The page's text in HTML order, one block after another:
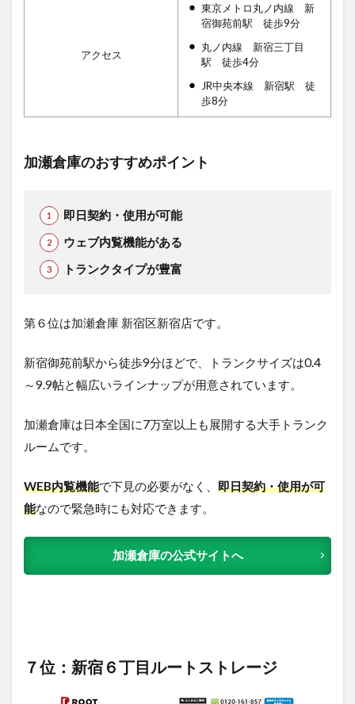
アクセス
東京メトロ丸ノ内線 新
宿御苑前駅 徒歩9分
丸ノ内線 新宿三丁目
駅 徒歩4分
JR中央本線 新宿駅 徒
歩8分
加瀬倉庫のおすすめポイント
即日契約・使用が可能
ウェブ内覧機能がある
トランクタイプが豊富
第６位は加瀬倉庫 新宿区新宿店です。
新宿御苑前駅から徒歩9分ほどで 、トランクサイズは0.4
～9.9帖と幅広いラインナップが用意されています。
加瀬倉庫は日本全国に7万室以上も展開する大手トランク
ルームです。
WEB内覧機能で下見の必要がなく、 即日契約・使用が可
能なので緊急時にも対応できます。
加瀬倉庫の公式サイトへ
７位：新宿６丁目ルートストレージ